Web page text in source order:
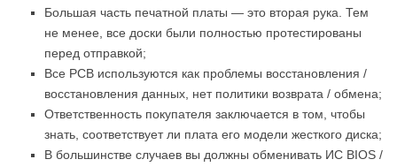
Большая часть печатной платы — это вторая рука. Тем
не менее, все доски были полностью протестированы
перед отправкой;
Все PCB используются как проблемы восстановления /
восстановления данных, нет политики возврата / обмена;
Ответственность покупателя заключается в том, чтобы
знать, соответствует ли плата его модели жесткого диска;
В большинстве случаев вы должны обменивать ИС BIOS /